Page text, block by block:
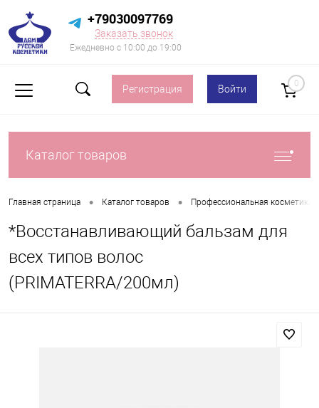
+79030097769
Заказать звонок
Ежедневно с 10:00 до 19:00
Регистрация Войти 0
Каталог товаров
Главная страница • Каталог товаров • Профессиональная косметика
*Восстанавливающий бальзам для
всех типов волос
(PRIMATERRA/200мл)